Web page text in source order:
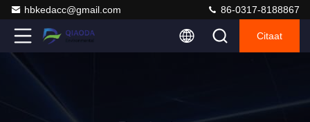
hbkedacc@gmail.com 86-0317-8188867
Citaat